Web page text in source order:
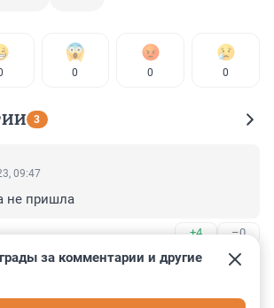
0 0 0
3
09:47
не пришла
+4 –0
09:36
природу, без зоошизы всем лучьше
за комментарии и другие